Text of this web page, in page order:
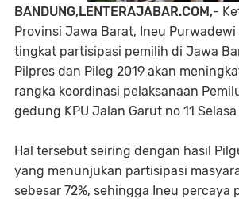
BANDUNG,LENTERAJABAR.COM,-
Provinsi Jawa Barat, Ineu
tingkat partisipasi pemilih di Jawa
Pilpres dan Pileg 2019 akan
rangka koordinasi pelaksanaan
gedung KPU Jalan Garut no 11 Selasa
Hal tersebut seiring dengan hasil
yang menunjukan partisipasi
sebesar 72%, sehingga Ineu percaya